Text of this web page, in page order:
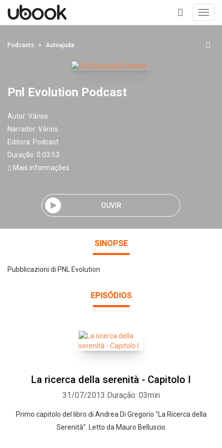
+
Podcasts Autoajuda
Pnl Evolution Podcast
Autor: Vários
Narrador: Vários
Editora: Podcast
Duração: 0:03:53
Mais informações
OUVIR
SINOPSE
Pubblicazioni di PNL Evolution
EPISÓDIOS
La ricerca della serenità - Capitolo I
31/07/2013 Duração: 03min
Primo capitolo del libro di Andrea Di Gregorio "La Ricerca della
Serenità". Letto da Mauro Belluscio